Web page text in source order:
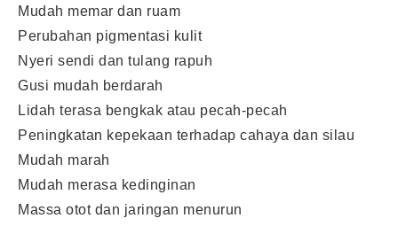
Mudah memar dan ruam
Perubahan pigmentasi kulit
Nyeri sendi dan tulang rapuh
Gusi mudah berdarah
Lidah terasa bengkak atau pecah-pecah
Peningkatan kepekaan terhadap cahaya dan silau
Mudah marah
Mudah merasa kedinginan
Massa otot dan jaringan menurun